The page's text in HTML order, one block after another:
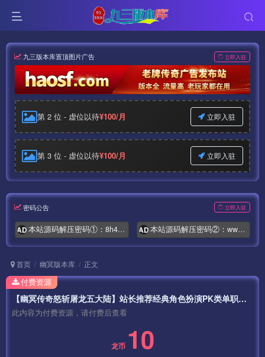
九三版本库置顶图片广告 立即入驻
第 2 位 - 虚位以待¥100/月 立即入驻
第 3 位 - 虚位以待¥100/月 立即入驻
密码公告 立即入驻
AD 本站源码解压密码①：8h4.com AD 本站源码解压密码②：www.syymw.com
首页 幽冥版本库 正文
【幽冥传奇怒斩屠龙五大陆】站长推荐经典角色扮演PK类单职业传奇手游最新整理-打包Linux服务端视频架设教程-多功能GM网页授权物品后台-安卓IOS苹果双端版本！
此内容为付费资源，请付费后查看
龙币 10
付费资源